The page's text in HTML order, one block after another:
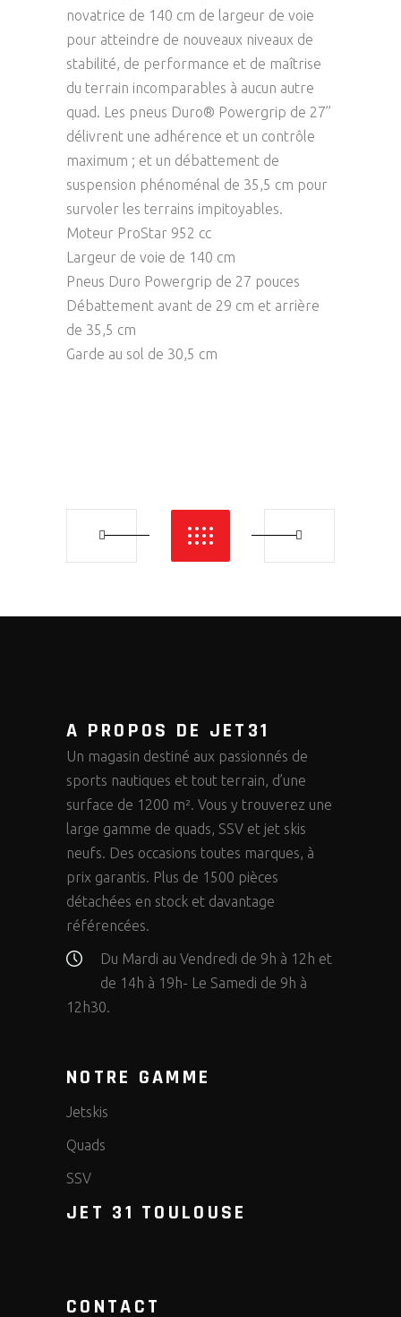
novatrice de 140 cm de largeur de voie
pour atteindre de nouveaux niveaux de
stabilité, de performance et de maîtrise
du terrain incomparables à aucun autre
quad. Les pneus Duro® Powergrip de 27’’
délivrent une adhérence et un contrôle
maximum ; et un débattement de
suspension phénoménal de 35,5 cm pour
survoler les terrains impitoyables.
Moteur ProStar 952 cc
Largeur de voie de 140 cm
Pneus Duro Powergrip de 27 pouces
Débattement avant de 29 cm et arrière
de 35,5 cm
Garde au sol de 30,5 cm
A PROPOS DE JET31
Un magasin destiné aux passionnés de
sports nautiques et tout terrain, d’une
surface de 1200 m². Vous y trouverez une
large gamme de quads, SSV et jet skis
neufs. Des occasions toutes marques, à
prix garantis. Plus de 1500 pièces
détachées en stock et davantage
référencées.
Du Mardi au Vendredi de 9h à 12h et
de 14h à 19h- Le Samedi de 9h à
12h30.
NOTRE GAMME
Jetskis
Quads
SSV
JET 31 TOULOUSE
CONTACT